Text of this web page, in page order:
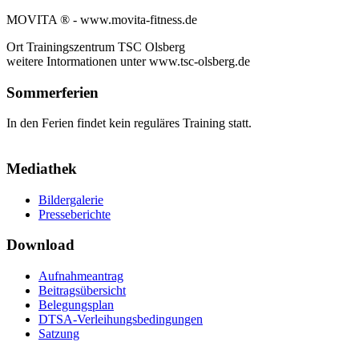
MOVITA ® - www.movita-fitness.de
Ort Trainingszentrum TSC Olsberg
weitere Intormationen unter www.tsc-olsberg.de
Sommerferien
In den Ferien findet kein reguläres Training statt.
Mediathek
Bildergalerie
Presseberichte
Download
Aufnahmeantrag
Beitragsübersicht
Belegungsplan
DTSA-Verleihungsbedingungen
Satzung